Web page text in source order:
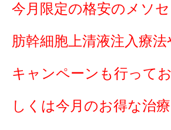
今月限定の格安のメソ
肪幹細胞上清液注入療法
キャンペーンも行って
しくは今月のお得な治